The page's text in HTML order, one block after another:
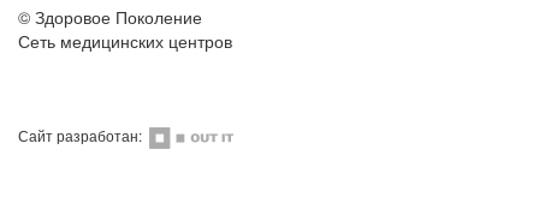
© Здоровое Поколение
Сеть медицинских центров
Сайт разработан: